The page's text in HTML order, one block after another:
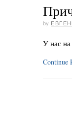
by
У нас на
Continue